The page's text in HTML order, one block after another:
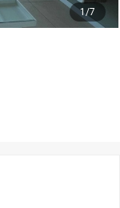
1/7